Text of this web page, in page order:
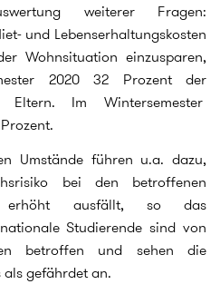
weiterer Fragen:
und Lebenserhaltungskosten
Wohnsituation einzusparen,
2020 32 Prozent der
Im Wintersemester
Umstände führen u.a. dazu,
bei den betroffenen
erhöht ausfällt, so das
Studierende sind von
betroffen und sehen die
gefährdet an.